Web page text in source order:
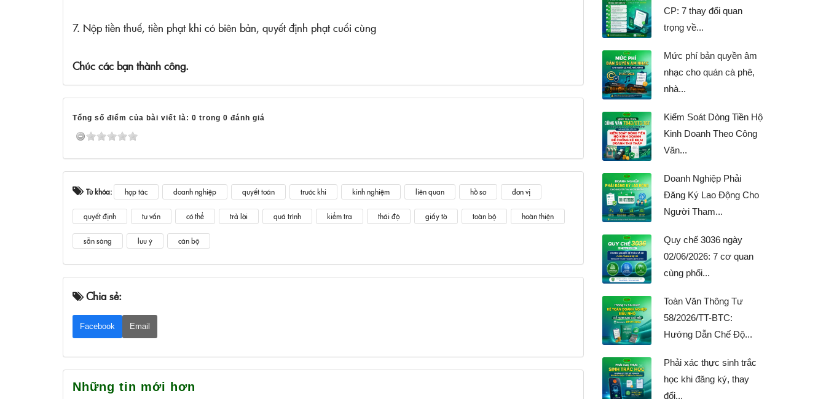
7. Nộp tiền thuế, tiền phạt khi có biên bản, quyết định phạt cuối cùng
Chúc các bạn thành công.
Tổng số điểm của bài viết là: 0 trong 0 đánh giá
Từ khóa: hợp tác doanh nghiệp quyết toán trước khi kinh nghiệm liên quan hồ sơ đơn vị
quyết định tư vấn có thể trả lời quá trình kiểm tra thái độ giấy tờ toàn bộ hoàn thiện
sẵn sàng lưu ý cán bộ
Chia sẻ:
Facebook Email
Những tin mới hơn
CP: 7 thay đổi quan
trọng về...
Mức phí bản quyền âm
nhạc cho quán cà phê,
nhà...
Kiểm Soát Dòng Tiền Hộ
Kinh Doanh Theo Công
Văn...
Doanh Nghiệp Phải
Đăng Ký Lao Động Cho
Người Tham...
Quy chế 3036 ngày
02/06/2026: 7 cơ quan
cùng phối...
Toàn Văn Thông Tư
58/2026/TT-BTC:
Hướng Dẫn Chế Độ...
Phải xác thực sinh trắc
học khi đăng ký, thay
đổi...